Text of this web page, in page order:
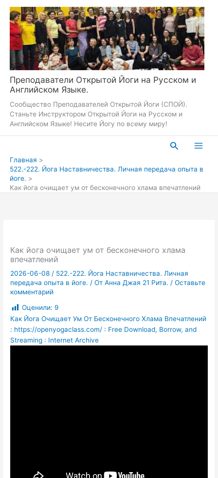
содержимому
Преподаватели Открытой Йоги на Русском и
Английском Языке.
Сообщество Преподавателей Открытой Йоги (СПОЙ).
Станьте Инструктором Открытой Йоги на Русском и
Английском Языке! Несите Йогу по всему миру!
Поиск
Главная
522.-222. Йога Наставничества. Личная передача опыта в
йоге.
Как йога очищает ум от бесконечного хлама впечатлений
Как йога очищает ум от бесконечного хлама
впечатлений
2026-06-08 / 522.-222. Йога Наставничества. Личная
передача опыта в йоге. / ОтАнна Джая 21 Рита. /Оставьте
комментарий
Оценили: 9
Как Йога Очищает Ум От Бесконечного Хлама Впечатлений
: https://openyogaclass.com/ : Free Download, Borrow, and
Streaming : Internet Archive